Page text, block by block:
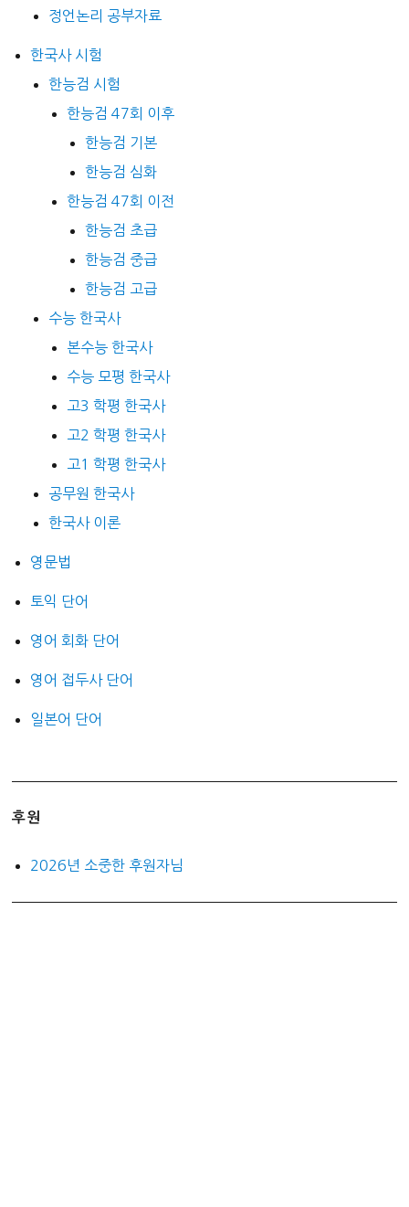
정언논리 공부자료
한국사 시험
한능검 시험
한능검 47회 이후
한능검 기본
한능검 심화
한능검 47회 이전
한능검 초급
한능검 중급
한능검 고급
수능 한국사
본수능 한국사
수능 모평 한국사
고3 학평 한국사
고2 학평 한국사
고1 학평 한국사
공무원 한국사
한국사 이론
영문법
토익 단어
영어 회화 단어
영어 접두사 단어
일본어 단어
후원
2026년 소중한 후원자님